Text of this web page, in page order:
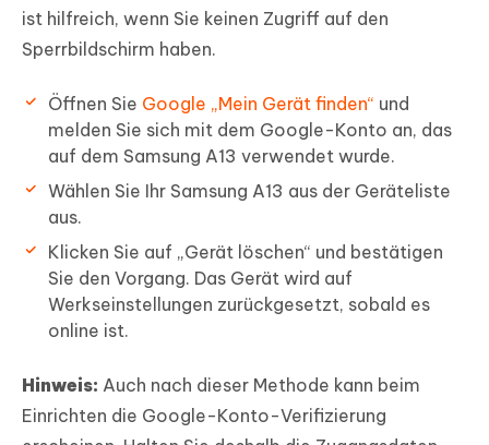
ist hilfreich, wenn Sie keinen Zugriff auf den
Sperrbildschirm haben.
Öffnen Sie Google „Mein Gerät finden“ und
melden Sie sich mit dem Google-Konto an, das
auf dem Samsung A13 verwendet wurde.
Wählen Sie Ihr Samsung A13 aus der Geräteliste
aus.
Klicken Sie auf „Gerät löschen“ und bestätigen
Sie den Vorgang. Das Gerät wird auf
Werkseinstellungen zurückgesetzt, sobald es
online ist.
Hinweis: Auch nach dieser Methode kann beim
Einrichten die Google-Konto-Verifizierung